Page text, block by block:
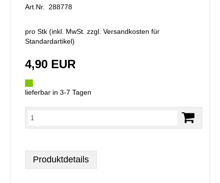
Art.Nr. 288778
pro Stk (inkl. MwSt. zzgl. Versandkosten für
Standardartikel)
4,90 EUR
lieferbar in 3-7 Tagen
Produktdetails